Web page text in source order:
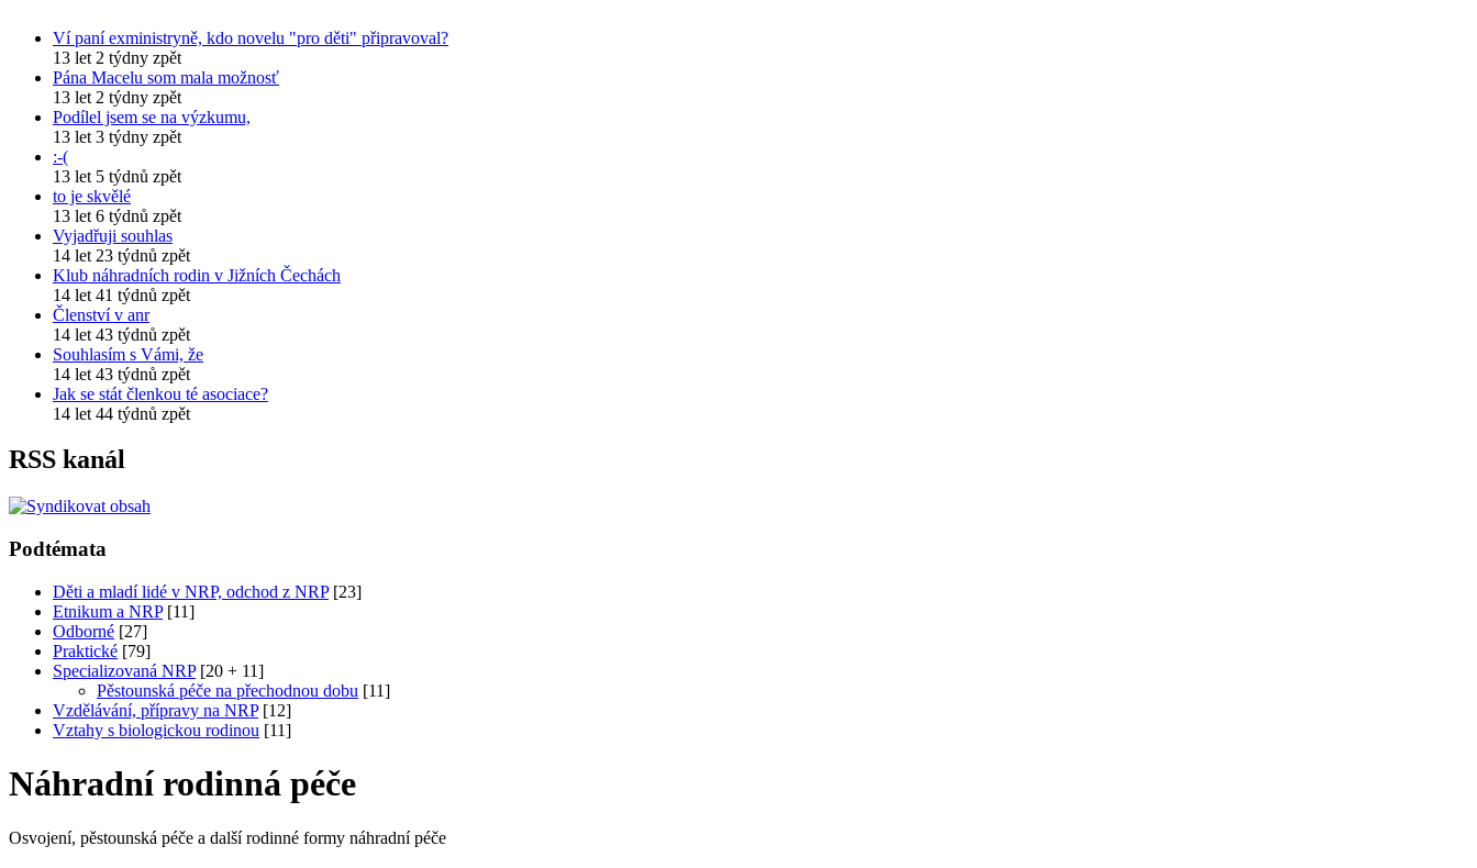
Ví paní exministryně, kdo novelu "pro děti" připravoval?
13 let 2 týdny zpět
Pána Macelu som mala možnosť
13 let 2 týdny zpět
Podílel jsem se na výzkumu,
13 let 3 týdny zpět
:-(
13 let 5 týdnů zpět
to je skvělé
13 let 6 týdnů zpět
Vyjadřuji souhlas
14 let 23 týdnů zpět
Klub náhradních rodin v Jižních Čechách
14 let 41 týdnů zpět
Členství v anr
14 let 43 týdnů zpět
Souhlasím s Vámi, že
14 let 43 týdnů zpět
Jak se stát členkou té asociace?
14 let 44 týdnů zpět
RSS kanál
Podtémata
Děti a mladí lidé v NRP, odchod z NRP[23]
Etnikum a NRP[11]
Odborné [27]
Praktické [79]
Specializovaná NRP[20 + 11]
Pěstounská péče na přechodnou dobu [11]
Vzdělávání, přípravy na NRP[12]
Vztahy s biologickou rodinou [11]
Náhradní rodinná péče
Osvojení, pěstounská péče a další rodinné formy náhradní péče